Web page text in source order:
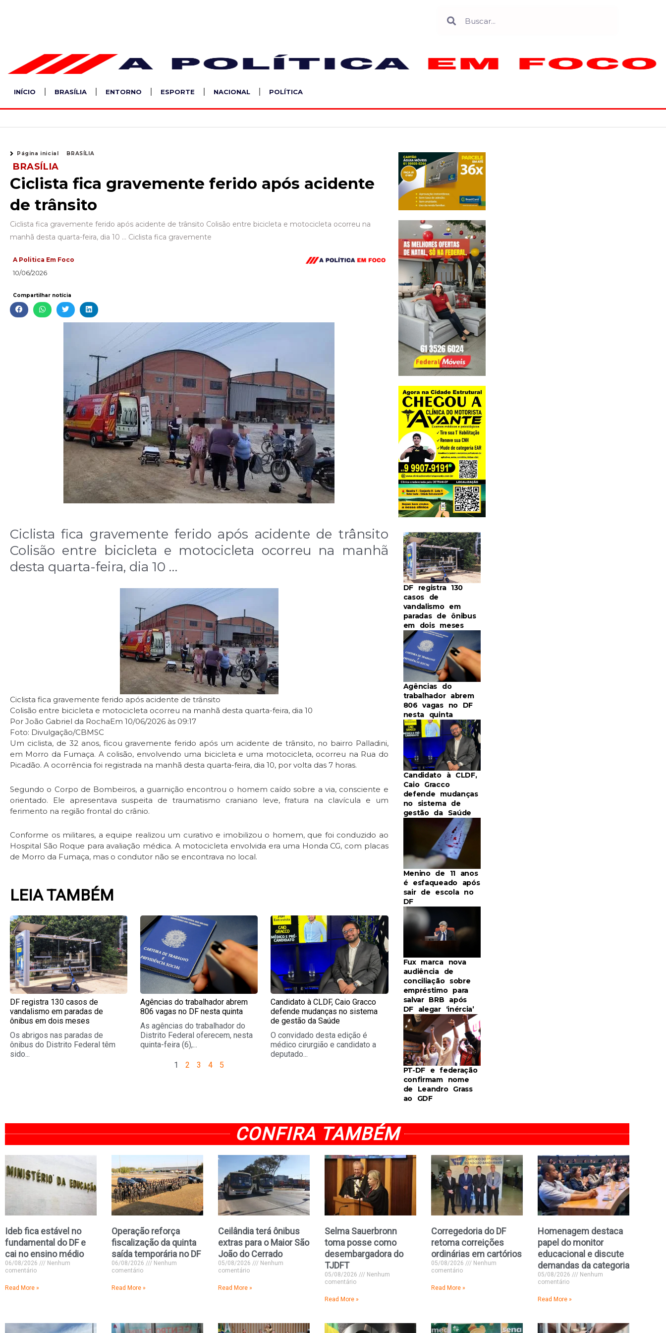
INÍCIO BRASÍLIA ENTORNO ESPORTE NACIONAL POLÍTICA
Página inicial BRASÍLIA
BRASÍLIA
Ciclista fica gravemente ferido após acidente
de trânsito
Ciclista fica gravemente ferido após acidente de trânsito Colisão entre bicicleta e motocicleta ocorreu na
manhã desta quarta-feira, dia 10 … Ciclista fica gravemente
A Politica Em Foco
10/06/2026
Compartilhar notícia
Ciclista fica gravemente ferido após acidente de trânsito
Colisão entre bicicleta e motocicleta ocorreu na manhã
desta quarta-feira, dia 10 …
Ciclista fica gravemente ferido após acidente de trânsito
Colisão entre bicicleta e motocicleta ocorreu na manhã desta quarta-feira, dia 10
Por João Gabriel da RochaEm 10/06/2026 às 09:17
Foto: Divulgação/CBMSC
Um ciclista, de 32 anos, ficou gravemente ferido após um acidente de trânsito, no bairro Palladini,
em Morro da Fumaça. A colisão, envolvendo uma bicicleta e uma motocicleta, ocorreu na Rua do
Picadão. A ocorrência foi registrada na manhã desta quarta-feira, dia 10, por volta das 7 horas.
Segundo o Corpo de Bombeiros, a guarnição encontrou o homem caído sobre a via, consciente e
orientado. Ele apresentava suspeita de traumatismo craniano leve, fratura na clavícula e um
ferimento na região frontal do crânio.
Conforme os militares, a equipe realizou um curativo e imobilizou o homem, que foi conduzido ao
Hospital São Roque para avaliação médica. A motocicleta envolvida era uma Honda CG, com placas
de Morro da Fumaça, mas o condutor não se encontrava no local.
LEIA TAMBÉM
DF registra 130 casos de
vandalismo em paradas de
ônibus em dois meses
Os abrigos nas paradas de
ônibus do Distrito Federal têm
sido...
Agências do trabalhador abrem
806 vagas no DF nesta quinta
As agências do trabalhador do
Distrito Federal oferecem, nesta
quinta-feira (6),...
Candidato à CLDF, Caio Gracco
defende mudanças no sistema
de gestão da Saúde
O convidado desta edição é
médico cirurgião e candidato a
deputado...
Page
1
Page
2
Page
3
Page
4 5
DF registra 130
casos de
vandalismo em
paradas de ônibus
em dois meses
Agências do
trabalhador abrem
806 vagas no DF
nesta quinta
Candidato à CLDF,
Caio Gracco
defende mudanças
no sistema de
gestão da Saúde
Menino de 11 anos
é esfaqueado após
sair de escola no
DF
Fux marca nova
audiência de
conciliação sobre
empréstimo para
salvar BRB após
DF alegar ‘inércia’
PT-DF e federação
confirmam nome
de Leandro Grass
ao GDF
CONFIRA TAMBÉM
Ideb fica estável no
fundamental do DF e
cai no ensino médio
06/08/2026
Nenhum
comentário
Read More »
Operação reforça
fiscalização da quinta
saída temporária no DF
06/08/2026
Nenhum
comentário
Read More »
Ceilândia terá ônibus
extras para o Maior São
João do Cerrado
05/08/2026
Nenhum
comentário
Read More »
Selma Sauerbronn
toma posse como
desembargadora do
TJDFT
05/08/2026
Nenhum
comentário
Read More »
Corregedoria do DF
retoma correições
ordinárias em cartórios
05/08/2026
Nenhum
comentário
Read More »
Homenagem destaca
papel do monitor
educacional e discute
demandas da categoria
05/08/2026
Nenhum
comentário
Read More »